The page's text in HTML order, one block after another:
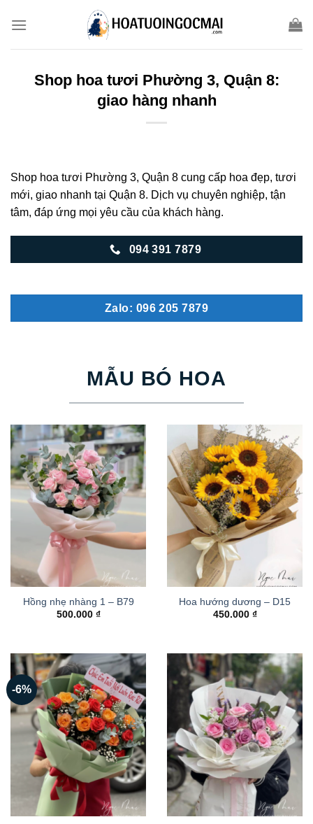
Shop hoa tươi Phường 3, Quận 8:
giao hàng nhanh
Shop hoa tươi Phường 3, Quận 8 cung cấp hoa đẹp, tươi
mới, giao nhanh tại Quận 8. Dịch vụ chuyên nghiệp, tận
tâm, đáp ứng mọi yêu cầu của khách hàng.
094 391 7879
Zalo: 096 205 7879
MẪU BÓ HOA
Hồng nhẹ nhàng 1 – B79
500.000 ₫
Hoa hướng dương – D15
450.000 ₫
-6%